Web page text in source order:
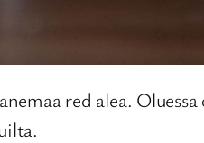
red alea.